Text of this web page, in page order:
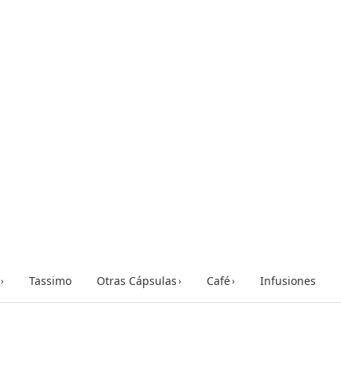
› Tassimo Otras Cápsulas› Café› Infusiones